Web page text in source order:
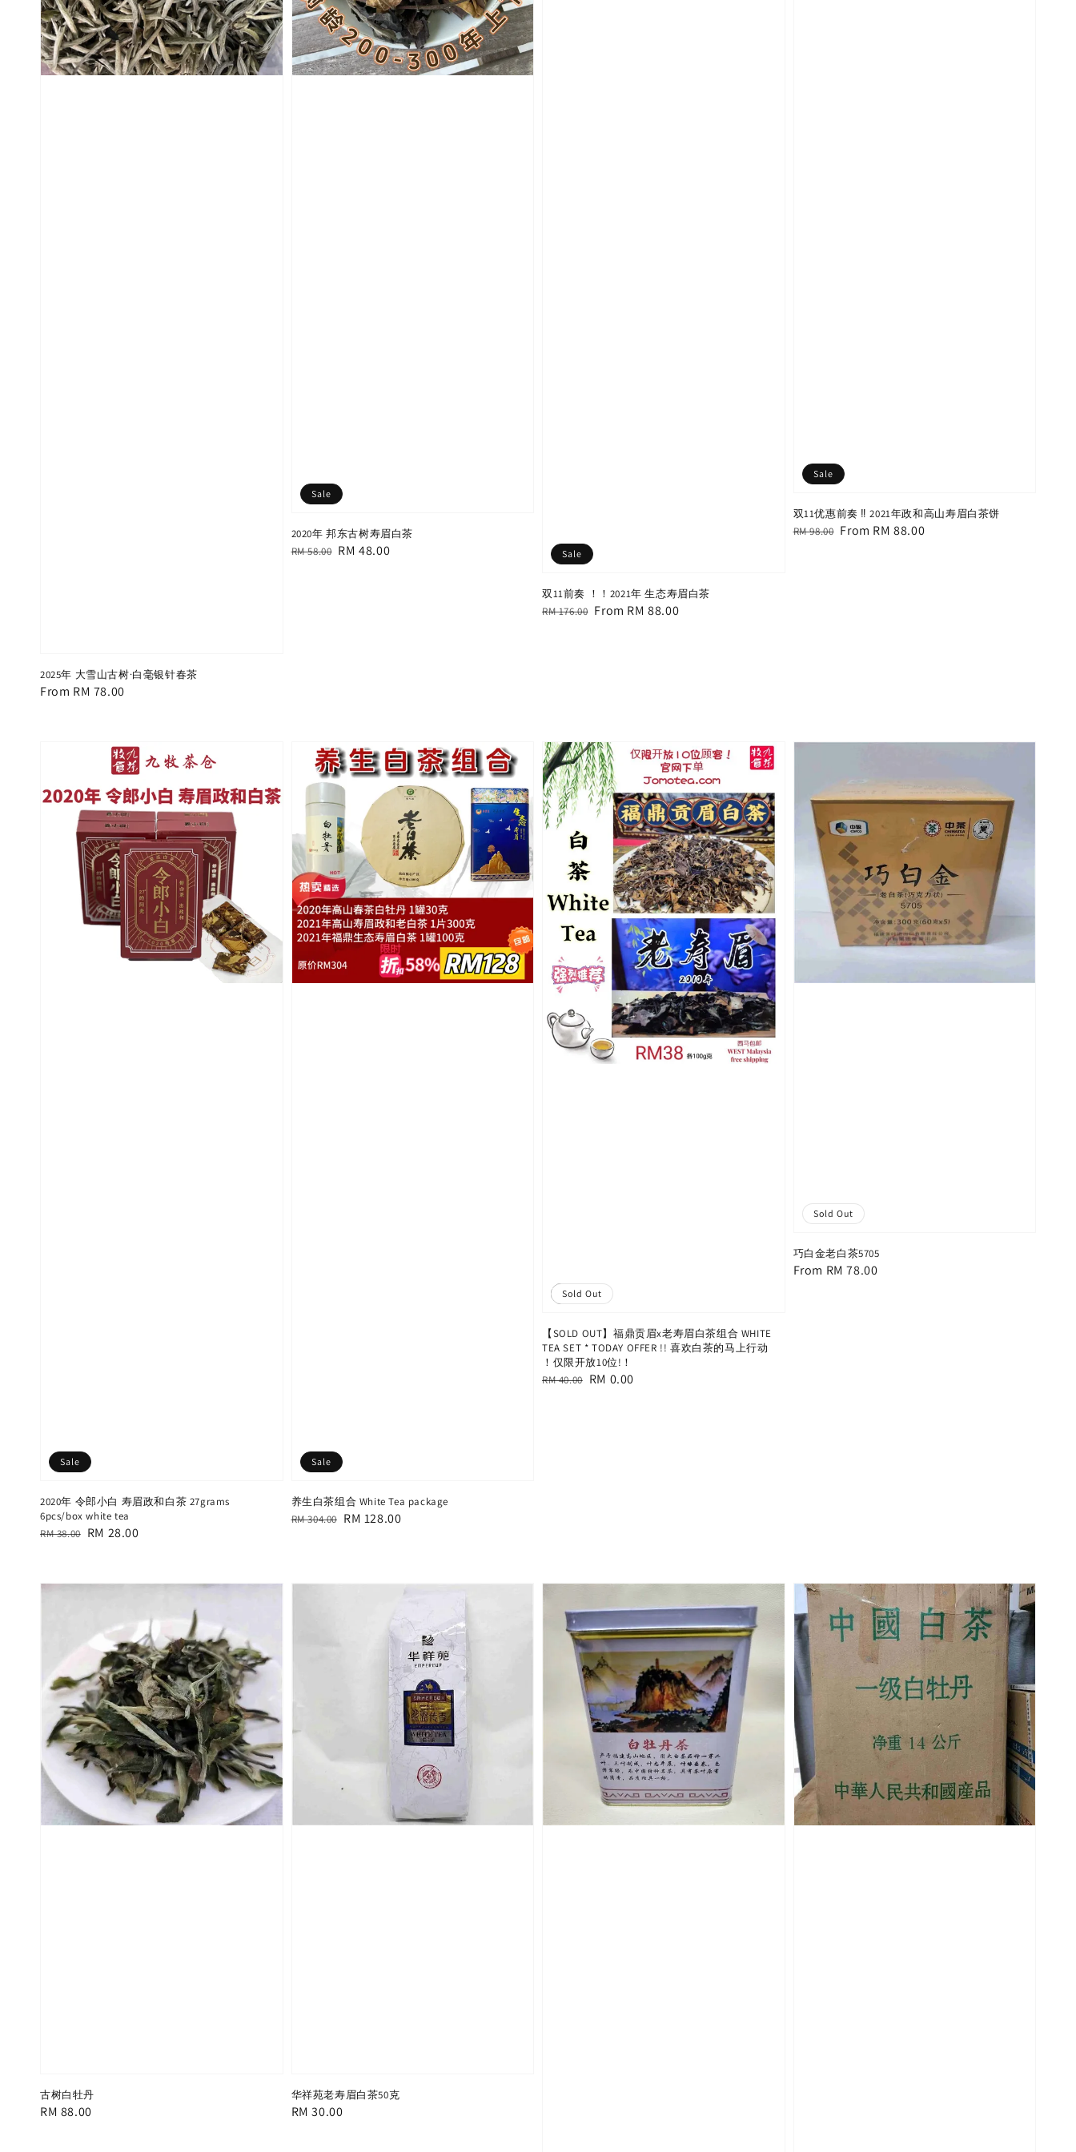
2025年 大雪山古树·白毫银针春茶
Regular
From RM 78.00
Sale
2020年 邦东古树寿眉白茶
Regular
RM 58.00 Sale
RM 48.00 Sale
双11前奏 ！！2021年 生态寿眉白茶
Regular
RM 176.00 Sale
From RM 88.00
Sale
双11优惠前奏 ‼️ 2021年政和高山寿眉白茶饼
Regular
RM 98.00 Sale
From RM 88.00
Sale
2020年 令郎小白 寿眉政和白茶 27grams
6pcs/box white tea
Regular
RM 38.00 Sale
RM 28.00
Sale
养生白茶组合 White Tea package
Regular
RM 304.00 Sale
RM 128.00
Sale
Sold Out
【SOLD OUT】福鼎贡眉x老寿眉白茶组合 WHITE
TEA SET * TODAY OFFER !! 喜欢白茶的马上行动
！仅限开放10位!！
Regular
RM 40.00 Sale
RM 0.00
Sold Out
巧白金老白茶5705
Regular
From RM 78.00
古树白牡丹
Regular
RM 88.00
华祥苑老寿眉白茶50克
Regular
RM 30.00